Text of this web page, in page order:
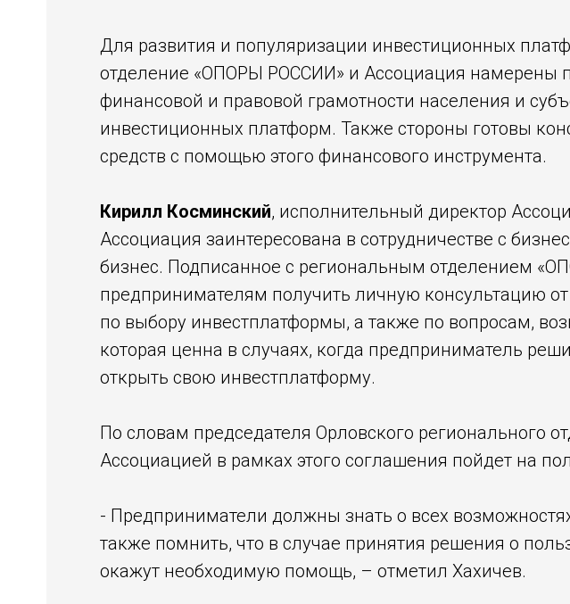
Для развития и популяризации инвестиционных
отделение «ОПОРЫ РОССИИ» и Ассоциация намерены
финансовой и правовой грамотности населения и
инвестиционных платформ. Также стороны готовы
средств с помощью этого финансового инструмента.
Кирилл Косминский, исполнительный директор
Ассоциация заинтересована в сотрудничестве с
бизнес. Подписанное с региональным отделением
предпринимателям получить личную консультацию
по выбору инвестплатформы, а также по вопросам,
которая ценна в случаях, когда предприниматель
открыть свою инвестплатформу.
По словам председателя Орловского регионального
Ассоциацией в рамках этого соглашения пойдет на
- Предприниматели должны знать о всех
также помнить, что в случае принятия решения о
окажут необходимую помощь, – отметил Хахичев.